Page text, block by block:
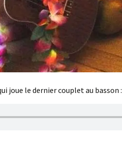
joue le dernier couplet au basson :